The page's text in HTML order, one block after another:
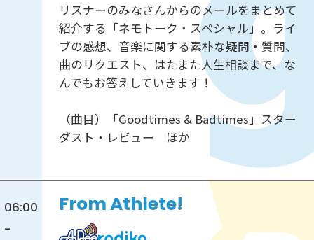
リスナーのみなさんからのメールをまとめて
紹介する「ネモトーク・スペシャル」。ライ
ブの感想、音楽に関する素朴な疑問・質問、
曲のリクエスト、はたまた人生相談まで、な
んでもお答えしていきます！
（曲目）「Goodtimes & Badtimes」スター
ダスト・レビュー ほか
06:00
-
From Athlete!